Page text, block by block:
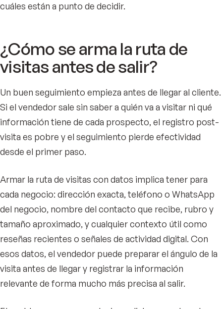
cuáles están a punto de decidir.
¿Cómo se arma la ruta de
visitas antes de salir?
Un buen seguimiento empieza antes de llegar al cliente.
Si el vendedor sale sin saber a quién va a visitar ni qué
información tiene de cada prospecto, el registro post-
visita es pobre y el seguimiento pierde efectividad
desde el primer paso.
Armar la ruta de visitas con datos implica tener para
cada negocio: dirección exacta, teléfono o WhatsApp
del negocio, nombre del contacto que recibe, rubro y
tamaño aproximado, y cualquier contexto útil como
reseñas recientes o señales de actividad digital. Con
esos datos, el vendedor puede preparar el ángulo de la
visita antes de llegar y registrar la información
relevante de forma mucho más precisa al salir.